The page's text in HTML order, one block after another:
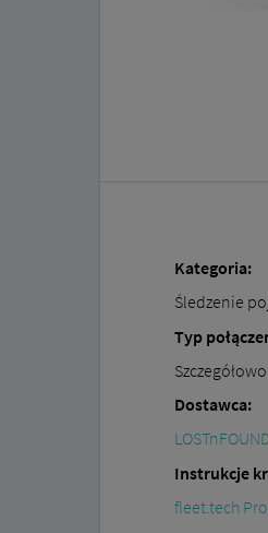
Kategoria:
Śledzenie
Typ
Szczegółowo
Dostawca:
Instrukcje
fleet.tech